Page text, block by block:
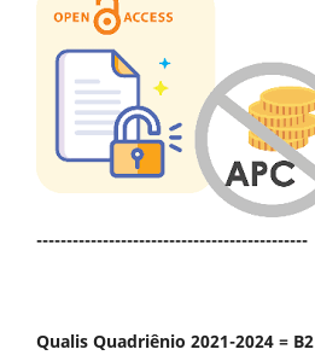
---------------------------------------------
Qualis Quadriênio 2021-2024 = B2